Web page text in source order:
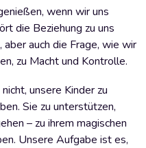
wenn wir uns
die Beziehung zu uns
auch die Frage, wie wir
zu Macht und Kontrolle.
unsere Kinder zu
Sie zu unterstützen,
– zu ihrem magischen
Unsere Aufgabe ist es,